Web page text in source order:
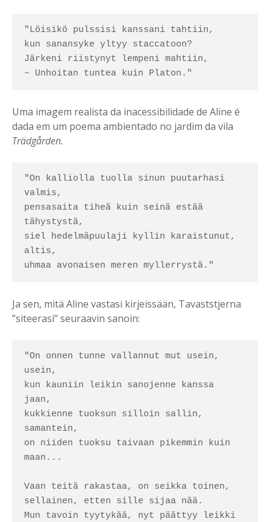
"Löisikö pulssisi kanssani tahtiin,
kun sanansyke yltyy staccatoon?
Järkeni riistynyt lempeni mahtiin,
– Unhoitan tuntea kuin Platon."
Uma imagem realista da inacessibilidade de Aline é
dada em um poema ambientado no jardim da vila
Trädgården.
"On kalliolla tuolla sinun puutarhasi
valmis,
pensasaita tiheä kuin seinä estää
tähystystä,
siel hedelmäpuulaji kyllin karaistunut,
altis,
uhmaa avonaisen meren myllerrystä."
Ja sen, mitä Aline vastasi kirjeissään, Tavaststjerna
”siteerasi” seuraavin sanoin:
"On onnen tunne vallannut mut usein,
usein,
kun kauniin leikin sanojenne kanssa
jaan,
kukkienne tuoksun silloin sallin,
samantein,
on niiden tuoksu taivaan pikemmin kuin
maan...
Vaan teitä rakastaa, on seikka toinen,
sellainen, etten sille sijaa nää.
Mun tavoin tyytykää, nyt päättyy leikki